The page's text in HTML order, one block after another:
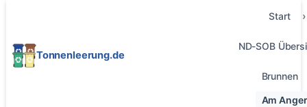
Tonnenleerung.de
Start
ND-SOB
Brunnen
Am Anger